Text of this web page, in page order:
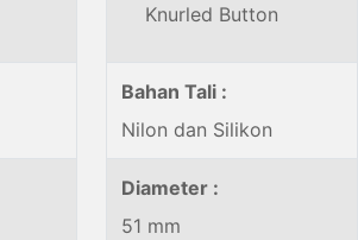
Knurled Button
Bahan Tali :
Nilon dan Silikon
Diameter :
51 mm